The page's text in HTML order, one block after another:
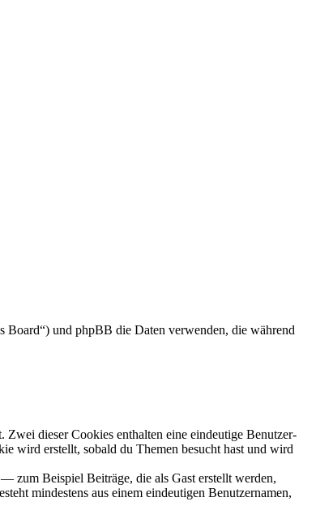
Board“) und phpBB die Daten verwenden, die während
dieser Cookies enthalten eine eindeutige Benutzer-
wird erstellt, sobald du Themen besucht hast und wird
zum Beispiel Beiträge, die als Gast erstellt werden,
mindestens aus einem eindeutigen Benutzernamen,